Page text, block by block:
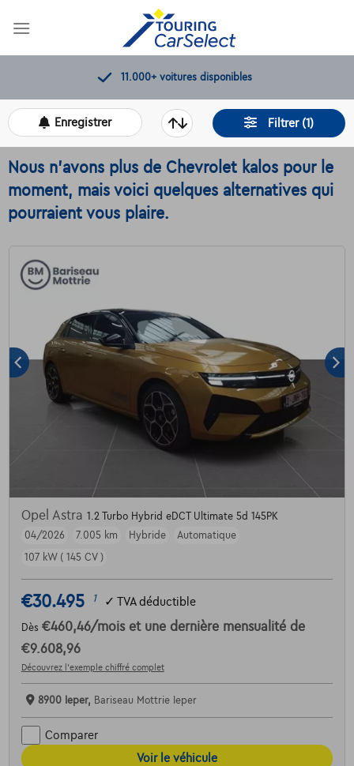
11.000+voitures disponibles
Filtrer (1)
Enregistrer
Nous n'avons plus de Chevrolet kalos pour le
moment, mais voici quelques alternatives qui
pourraient vous plaire.
Opel Astra 1.2 Turbo Hybrid eDCT Ultimate 5d 145PK
04/2026
7.005 km Hybride
Automatique
107 kW ( 145 CV )
€30.495 1 ✓ TVA déductible
Dès €460,46/mois et une dernière mensualité de
€9.608,96
Découvrez l’exemple chiffré complet
8900 Ieper, Bariseau Mottrie Ieper
Comparer
Voir le véhicule